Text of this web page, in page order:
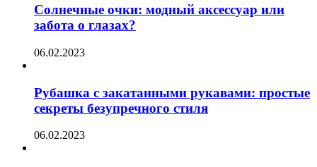
Солнечные очки: модный аксессуар или
забота о глазах?
06.02.2023
Рубашка с закатанными рукавами: простые
секреты безупречного стиля
06.02.2023